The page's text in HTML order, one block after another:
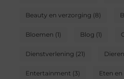
Beauty en verzorging (8)
Bloemen (1) Blog (1)
Dienstverlening (21) Dieren
Entertainment (3) Eten